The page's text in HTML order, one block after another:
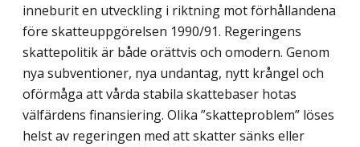
inneburit en utveckling i riktning mot förhållandena
före skatteuppgörelsen 1990/91. Regeringens
skattepolitik är både orättvis och omodern. Genom
nya subventioner, nya undantag, nytt krångel och
oförmåga att vårda stabila skattebaser hotas
välfärdens finansiering. Olika ”skatteproblem” löses
helst av regeringen med att skatter sänks eller